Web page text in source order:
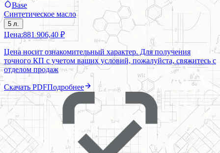
Base
Синтетическое масло
5 л.
Цена:881 906,40 ₽
Цена носит ознакомительный характер. Для получения
точного КП с учетом ваших условий, пожалуйста, свяжитесь с
отделом продаж
Скачать PDFПодробнее